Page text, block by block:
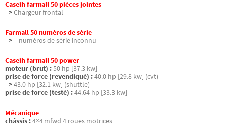
Caseih farmall 50 pièces jointes
–>Chargeur frontal
Farmall 50 numéros de série
–>– numéros de série inconnu
Caseih farmall 50 power
moteur (brut) :50 hp [37.3 kw]
prise de force (revendiqué) :40.0 hp [29.8 kw] (cvt)
–>43.0 hp [32.1 kw] (shuttle)
prise de force (testé) :44.64 hp [33.3 kw]
Mécanique
châssis :4×4 mfwd 4 roues motrices